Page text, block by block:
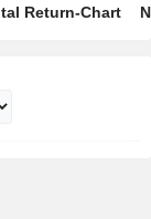
Return-Chart